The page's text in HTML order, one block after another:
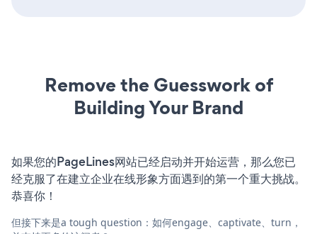
Remove the Guesswork of
Building Your Brand
如果您的PageLines网站已经启动并开始运营，那么您已
经克服了在建立企业在线形象方面遇到的第一个重大挑战。
恭喜你！
但接下来是a tough question：如何engage、captivate、turn，